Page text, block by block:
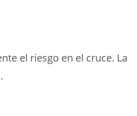
el riesgo en el cruce. La